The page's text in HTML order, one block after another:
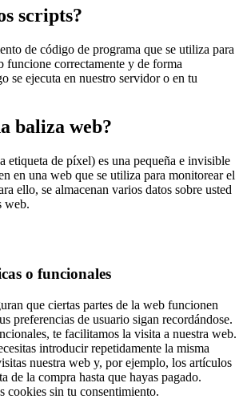
scripts?
de código de programa que se utiliza para
funcione correctamente y de forma
se ejecuta en nuestro servidor o en tu
baliza web?
etiqueta de píxel) es una pequeña e invisible
en una web que se utiliza para monitorear el
ello, se almacenan varios datos sobre usted
web.
o funcionales
que ciertas partes de la web funcionen
preferencias de usuario sigan recordándose.
te facilitamos la visita a nuestra web.
introducir repetidamente la misma
nuestra web y, por ejemplo, los artículos
de la compra hasta que hayas pagado.
cookies sin tu consentimiento.